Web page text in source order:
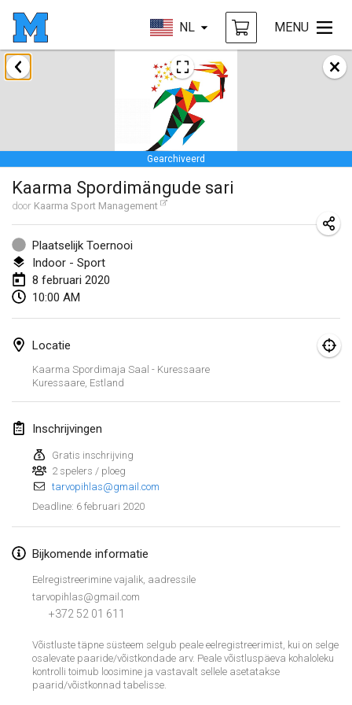
NL MENU
Weergave lijst
Gearchiveerd
Kaarma Spordimängude sari
door Kaarma Sport Management
Plaatselijk Toernooi
Indoor - Sport
8 februari 2020
10:00 AM
Locatie
Kaarma Spordimaja Saal - Kuressaare
Kuressaare, Estland
Inschrijvingen
Gratis inschrijving
2 spelers / ploeg
tarvopihlas@gmail.com
Deadline: 6 februari 2020
Bijkomende informatie
Eelregistreerimine vajalik, aadressile
tarvopihlas@gmail.com
+372 52 01 611
Võistluste täpne süsteem selgub peale eelregistreerimist, kui on selge
osalevate paaride/võistkondade arv. Peale võistluspäeva kohaloleku
kontrolli toimub loosimine ja vastavalt sellele asetatakse
paarid/võistkonnad tabelisse.
januari 2020
New Year's Throw Mölkky
Tournoi Mixte ASPTTOM
11 jan. 2020|Frankrijk
Morukku tama League
12 jan. 2020|Japan
Ystävyysturnaus
18 jan. 2020
19 jan. 2020
Tournoi d'Hiver
Tournoi de Mölkky - Lesfous Dubâtonvaigeois
25 jan. 2020|Frankrijk
februari 2020
Open de l'Ourse
Möl'Krêpes
1 feb. 2020 | Frankrijk
Liekki Cup
1 feb. 2020|Finland